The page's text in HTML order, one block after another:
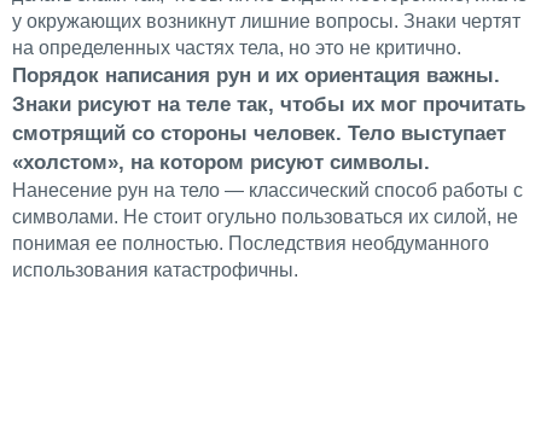
у окружающих возникнут лишние вопросы. Знаки чертят
на определенных частях тела, но это не критично.
Порядок написания рун и их ориентация важны.
Знаки рисуют на теле так, чтобы их мог прочитать
смотрящий со стороны человек. Тело выступает
«холстом», на котором рисуют символы.
Нанесение рун на тело — классический способ работы с
символами. Не стоит огульно пользоваться их силой, не
понимая ее полностью. Последствия необдуманного
использования катастрофичны.